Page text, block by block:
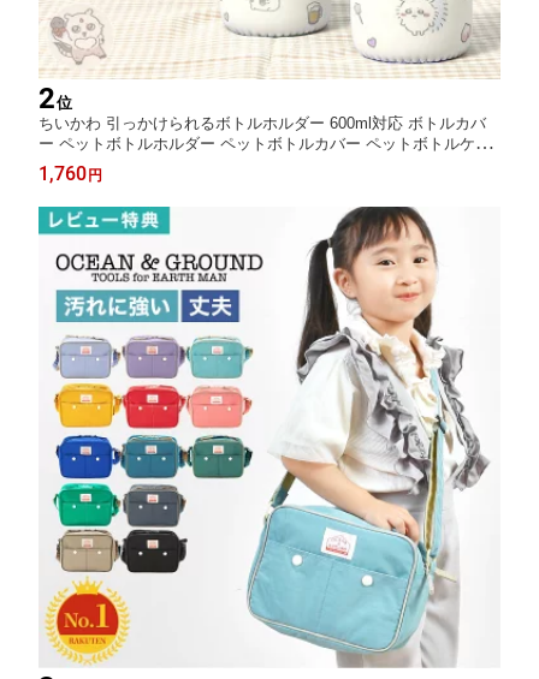
2位
ちいかわ 引っかけられるボトルホルダー 600ml対応 ボトルカバ
ー ペットボトルホルダー ペットボトルカバー ペットボトルケー
ス バックル付き 持ち手付き 濡れない 通勤 通学 かわいい ハチワ
レ うさぎ モモンガ くりまんじゅう ラッコ シーサー 古本屋 カニ
ちゃん あのこ
1,760円